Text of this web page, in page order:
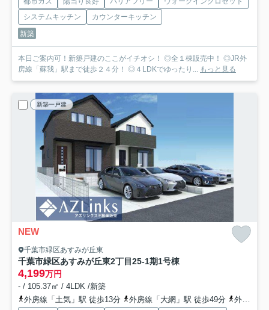
システムキッチン
カウンターキッチン
新築
本日ご案内可！新築戸建のここがイチオシ！ ◎全１棟販売中！ ◎JR外
房線「蘇我」駅まで徒歩２４分！ ◎４LDKでゆったり... もっと見る
新築一戸建
NEW
千葉市緑区あすみが丘東
千葉市緑区あすみが丘東2丁目25-1期1号棟
4,199万円
- / 105.37㎡ / 4LDK /新築
外房線「土気」駅 徒歩13分
外房線「大網」駅 徒歩49分 外房線「永田」駅 徒歩74分